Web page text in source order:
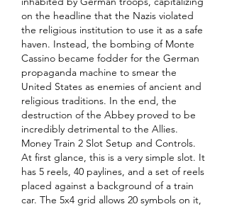
on the headline that the Nazis violated
the religious institution to use it as a safe
haven. Instead, the bombing of Monte
Cassino became fodder for the German
propaganda machine to smear the
United States as enemies of ancient and
religious traditions. In the end, the
destruction of the Abbey proved to be
incredibly detrimental to the Allies.
Money Train 2 Slot Setup and Controls.
At first glance, this is a very simple slot. It
has 5 reels, 40 paylines, and a set of reels
placed against a background of a train
car. The 5x4 grid allows 20 symbols on it,